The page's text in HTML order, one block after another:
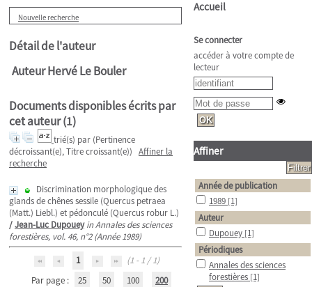
Nouvelle recherche
Détail de l'auteur
Auteur Hervé Le Bouler
Documents disponibles écrits par
cet auteur (1)
trié(s) par (Pertinence
décroissant(e), Titre croissant(e)) Affiner la
recherche
Discrimination morphologique des
glands de chênes sessile (Quercus petraea
(Matt.) Liebl.) et pédonculé (Quercus robur L.)
/Jean-Luc Dupouey in Annales des sciences
forestières, vol. 46, n°2 (Année 1989)
1
(1 - 1 / 1)
Par page :
25 50 100 200
Accueil
Se connecter
accéder à votre compte de
lecteur
Affiner
Année de publication
1989 [1]
Auteur
Dupouey [1]
Périodiques
Annales des sciences
forestières [1]